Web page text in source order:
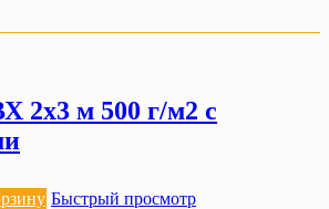
2х3 м 500 г/м2 с
Быстрый просмотр